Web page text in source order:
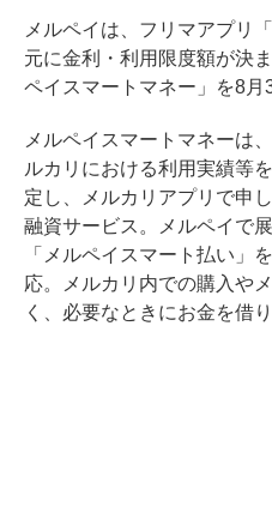
メルペイは、フリマアプリ
元に金利・利用限度額が決
ペイスマートマネー」を8月
メルペイスマートマネーは
ルカリにおける利用実績等
定し、メルカリアプリで申
融資サービス。メルペイで
「メルペイスマート払い」
応。メルカリ内での購入や
く、必要なときにお金を借